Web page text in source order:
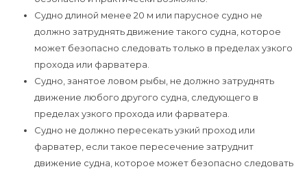
Судно длиной менее 20 м или парусное судно не
должно затруднять движение такого судна, которое
может безопасно следовать только в пределах узкого
прохода или фарватера.
Судно, занятое ловом рыбы, не должно затруднять
движение любого другого судна, следующего в
пределах узкого прохода или фарватера.
Судно не должно пересекать узкий проход или
фарватер, если такое пересечение затруднит
движение судна, которое может безопасно следовать